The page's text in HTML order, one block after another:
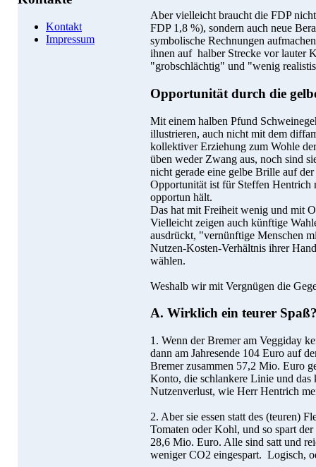
Kontakt
Impressum
Aber vielleicht braucht die FDP
FDP 1,8 %), sondern auch neue
symbolische Rechnungen
ihnen auf halber Strecke vor lauter
"grobschlächtig" und "wenig
Opportunität durch die
Mit einem halben Pfund
illustrieren, auch nicht mit dem
kollektiver Erziehung zum Wohle
üben weder Zwang aus, noch sind
nicht gerade eine gelbe Brille auf der
Opportunität ist für Steffen Hentrich
opportun hält.
Das hat mit Freiheit wenig und mit
Vielleicht zeigen auch künftige
ausdrückt, "vernünftige Menschen
Nutzen-Kosten-Verhältnis ihrer
wählen.
Weshalb wir mit Vergnügen die
A. Wirklich ein teurer
1. Wenn der Bremer am Veggiday
dann am Jahresende 104 Euro auf
Bremer zusammen 57,2 Mio. Euro
Konto, die schlankere Linie und
Nutzenverlust, wie Herr Hentrich
2. Aber sie essen statt des (teuren)
Tomaten oder Kohl, und so spart
28,6 Mio. Euro. Alle sind satt und
weniger CO2 eingespart. Logisch,